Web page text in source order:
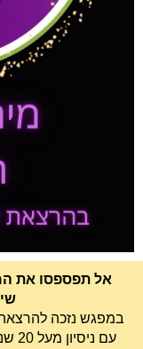
אל תפספסו את
במפגש נזכה
עם